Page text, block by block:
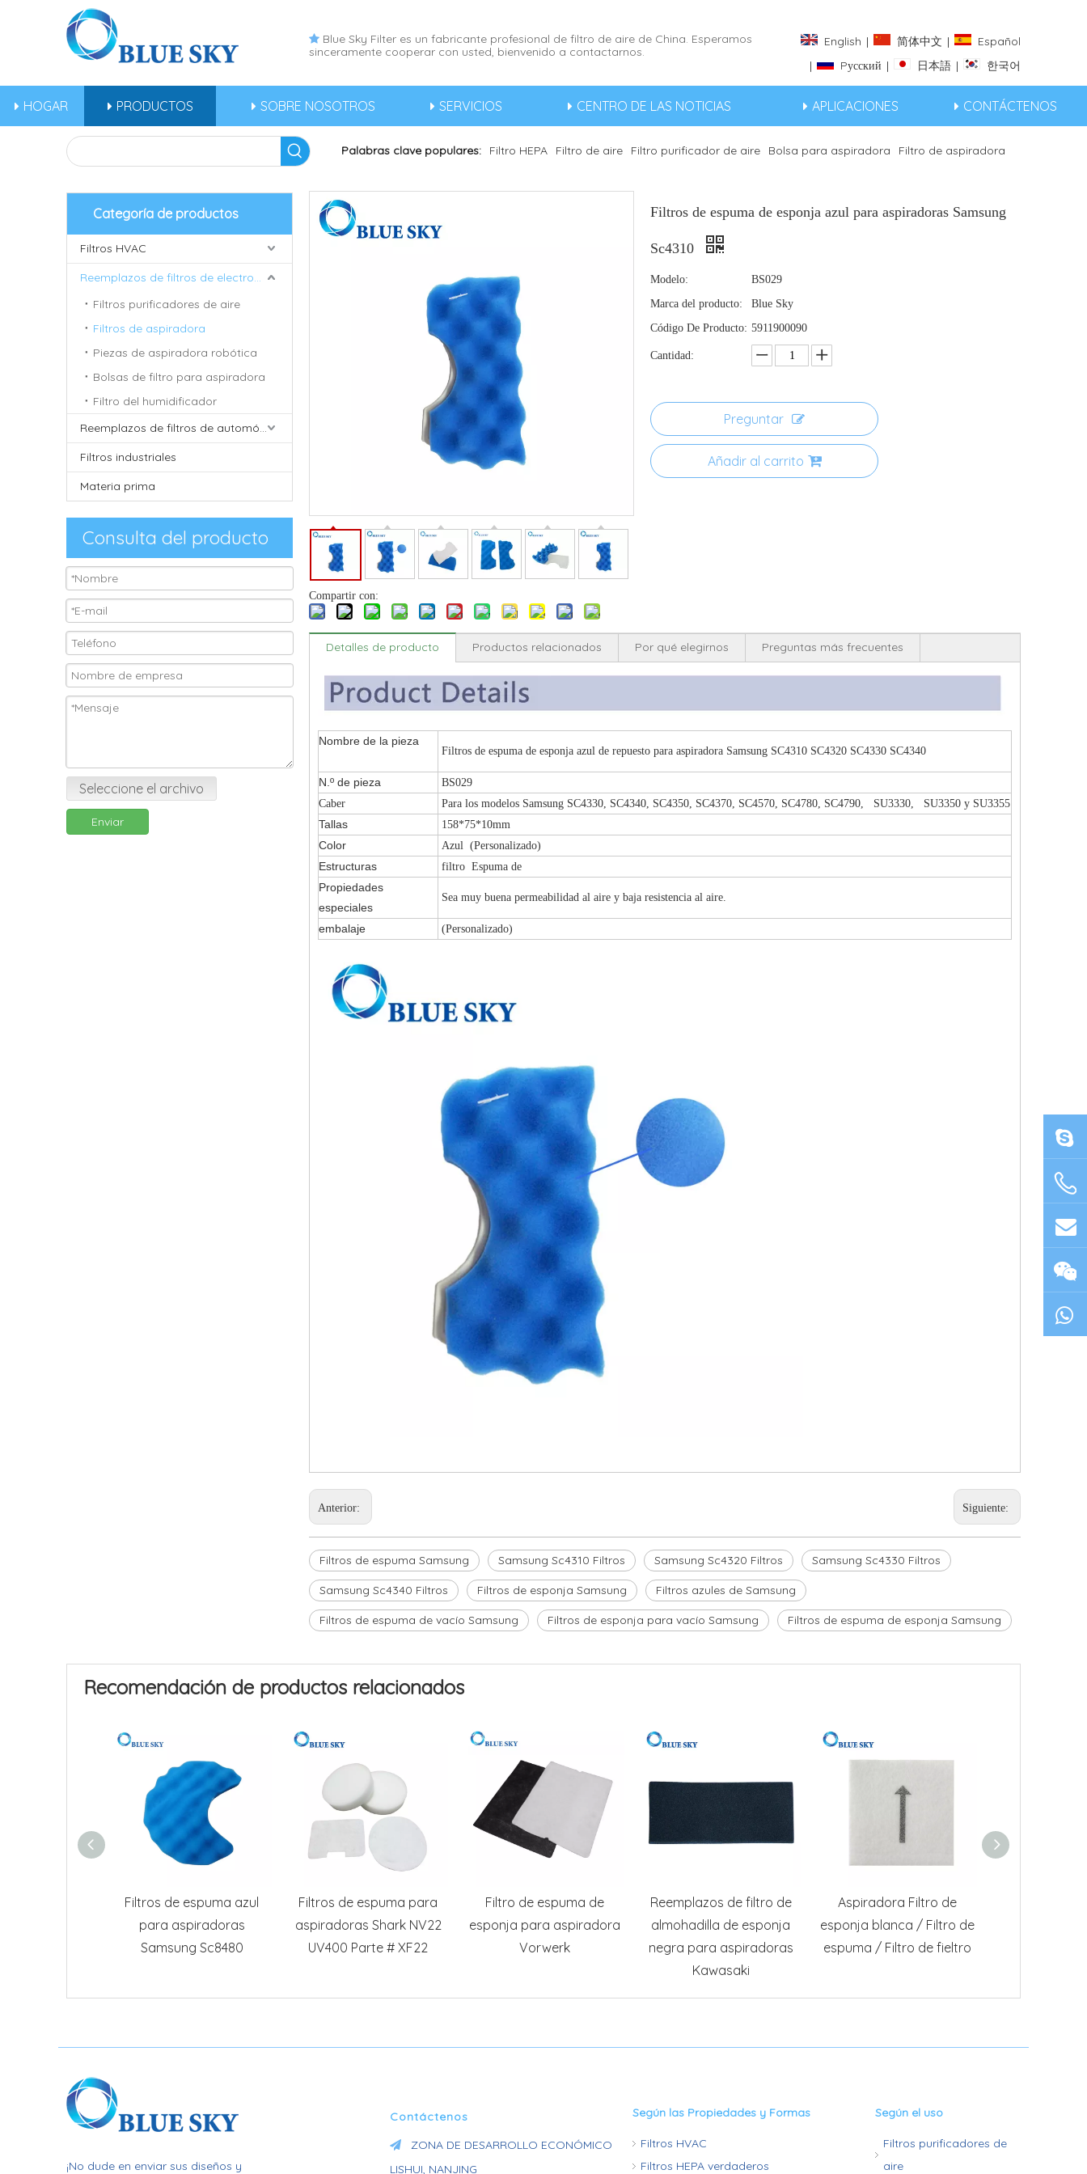
 Blue Sky Filter es un fabricante profesional de filtro de aire de China. Esperamos
sinceramente cooperar con usted, bienvenido a contactarnos.
English | 简体中文 |
Español
|
Pусский | 日本語 | 한국어
HOGAR PRODUCTOS SOBRE NOSOTROS SERVICIOS CENTRO DE LAS NOTICIAS APLICACIONES CONTÁCTENOS
Palabras clave populares: Filtro HEPA Filtro de aire Filtro purificador de aire Bolsa para aspiradora Filtro de aspiradora
Categoría de productos
Filtros HVAC
Reemplazos de filtros de electrodomésticos
Filtros purificadores de aire
Filtros de aspiradora
Piezas de aspiradora robótica
Bolsas de filtro para aspiradora
Filtro del humidificador
Reemplazos de filtros de automóviles
Filtros industriales
Materia prima
Consulta del producto
Seleccione el archivo
Enviar
Compartir con:
Filtros de espuma de esponja azul para aspiradoras Samsung
Sc4310
Modelo:
BS029
Marca del producto:
Blue Sky
Código De Producto: 5911900090
Cantidad:
Preguntar
Añadir al carrito
Detalles de producto Productos relacionados Por qué elegirnos Preguntas más frecuentes
Nombre de la pieza
Filtros de espuma de esponja azul de repuesto para aspiradora Samsung SC4310 SC4320 SC4330 SC4340
N.º de pieza
BS029
Caber
Para los modelos Samsung SC4330, SC4340, SC4350, SC4370, SC4570, SC4780, SC4790, SU3330, SU3350 y SU3355
Tallas 158*75*10mm
Color Azul (Personalizado)
Estructuras filtro Espuma de
Propiedades
especiales
Sea muy buena permeabilidad al aire y baja resistencia al aire.
embalaje (Personalizado)
Anterior: Siguiente:
Filtros de espuma Samsung Samsung Sc4310 Filtros Samsung Sc4320 Filtros Samsung Sc4330 Filtros
Samsung Sc4340 Filtros Filtros de esponja Samsung Filtros azules de Samsung
Filtros de espuma de vacío Samsung Filtros de esponja para vacío Samsung Filtros de espuma de esponja Samsung
Recomendación de productos relacionados
Filtros de espuma azul
para aspiradoras
Samsung Sc8480
Filtros de espuma para
aspiradoras Shark NV22
UV400 Parte # XF22
Filtro de espuma de
esponja para aspiradora
Vorwerk
Reemplazos de filtro de
almohadilla de esponja
negra para aspiradoras
Kawasaki
Aspiradora Filtro de
esponja blanca / Filtro de
espuma / Filtro de fieltro
¡No dude en enviar sus diseños y
Contáctenos

ZONA DE DESARROLLO ECONÓMICO
LISHUI, NANJING
Según las Propiedades y Formas
Filtros HVAC
Filtros HEPA verdaderos
Según el uso
Filtros purificadores de
aire